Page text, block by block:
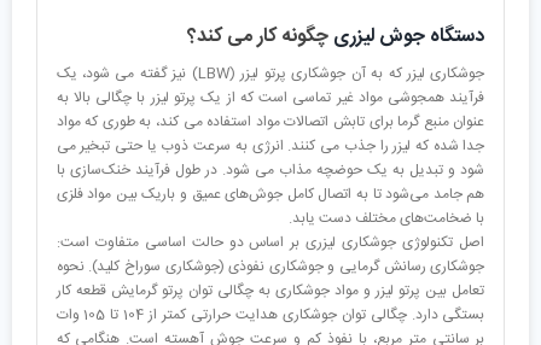
دستگاه جوش لیزریچگونه کار می کند؟
جوشکاری لیزر که به آن جوشکاری پرتو لیزر (LBW) نیز گفته می شود، یک
فرآیند همجوشی مواد غیر تماسی است که از یک پرتو لیزر با چگالی بالا به
عنوان منبع گرما برای تابش اتصالات مواد استفاده می کند، به طوری که مواد
جدا شده که لیزر را جذب می کنند. انرژی به سرعت ذوب یا حتی تبخیر می
شود و تبدیل به یک حوضچه مذاب می شود. در طول فرآیند خنک‌سازی با
هم جامد می‌شود تا به اتصال کامل جوش‌های عمیق و باریک بین مواد فلزی
با ضخامت‌های مختلف دست یابد.
اصل تکنولوژی جوشکاری لیزری بر اساس دو حالت اساسی متفاوت است:
جوشکاری رسانش گرمایی و جوشکاری نفوذی (جوشکاری سوراخ کلید). نحوه
تعامل بین پرتو لیزر و مواد جوشکاری به چگالی توان پرتو گرمایش قطعه کار
بستگی دارد. چگالی توان جوشکاری هدایت حرارتی کمتر از 104 تا 105 وات
بر سانتی متر مربع، با نفوذ کم و سرعت جوش آهسته است. هنگامی که